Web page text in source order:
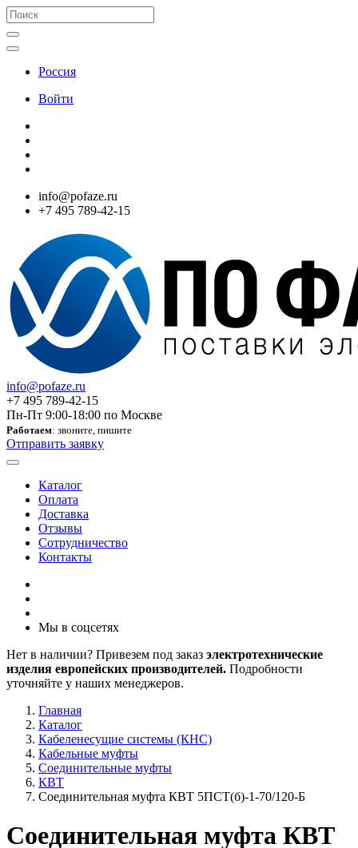
Россия
Войти
info@pofaze.ru
+7 495 789-42-15
info@pofaze.ru
+7 495 789-42-15
Пн-Пт 9:00-18:00 по Москве
Работаем: звоните, пишите
Отправить заявку
Каталог
Оплата
Доставка
Отзывы
Сотрудничество
Контакты
Мы в соцсетях
Нет в наличии? Привезем под заказ электротехнические
изделия европейских производителей. Подробности
уточняйте у наших менеджеров.
Главная
Каталог
Кабеленесущие системы (КНС)
Кабельные муфты
Соединительные муфты
КВТ
Соединительная муфта КВТ 5ПСТ(б)-1-70/120-Б
Соединительная муфта КВТ